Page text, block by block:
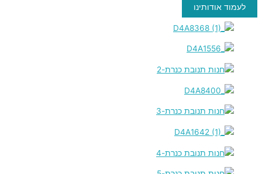
לעמוד אודותינו